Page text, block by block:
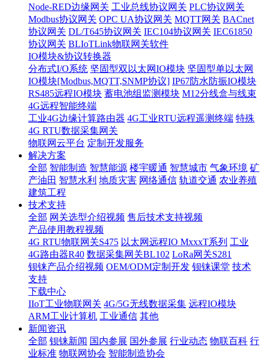
Node-RED边缘网关 工业总线协议网关 PLC协议网关
Modbus协议网关 OPC UA协议网关 MQTT网关 BACnet
协议网关 DL/T645协议网关 IEC104协议网关 IEC61850
协议网关 BLIoTLink物联网关软件
IO模块&协议转换器
分布式I/O系统 坚固型双以太网IO模块 坚固型单以太网
IO模块[Modbus,MQTT,SNMP协议] IP67防水防振IO模块
RS485远程IO模块 蓄电池组监测模块 M12分线盒与线束
4G远程智能终端
工业4G边缘计算路由器 4G工业RTU远程遥测终端 特殊
4G RTU数据采集网关
物联网云平台 定制开发服务
解决方案
全部 智能制造 智慧能源 楼宇暖通 智慧城市 气象环境 矿
产油田 智慧水利 地质灾害 网络通信 轨道交通 农业养殖
建筑工程
技术支持
全部 网关选型介绍视频 售后技术支持视频
产品使用教程视频
4G RTU物联网关S475 以太网远程IO MxxxT系列 工业
4G路由器R40 数据采集网关BL102 LoRa网关S281
钡铼产品介绍视频 OEM/ODM定制开发 钡铼课堂 技术
支持
下载中心
IIoT工业物联网关 4G/5G无线数据采集 远程IO模块
ARM工业计算机 工业通信 其他
新闻资讯
全部 钡铼新闻 国内参展 国外参展 行业动态 物联百科 行
业标准 物联网协会 智能制造协会